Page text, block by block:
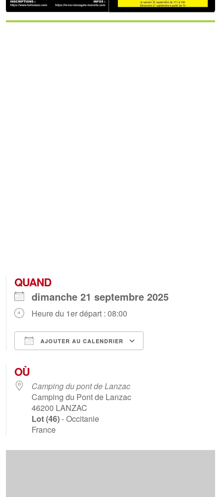
QUAND
dimanche 21 septembre 2025
Heure du 1er départ : 08:00
AJOUTER AU CALENDRIER
OÙ
Camping du pont de Lanzac
Camping du Pont de Lanzac
46200 LANZAC
Lot (46)- Occitanie
France